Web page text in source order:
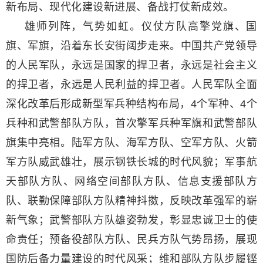
新布局、现代化建设新进展、备战打仗新成效。
雄师列阵，气势如虹。仪仗方队高擎党旗、国
旗、军旗，沿着东长安街阔步走来。中国共产党领导
的人民军队，永远是国家的捍卫者，永远是社会主义
的捍卫者，永远是人民利益的捍卫者。人民军队全面
深化改革后形成新型军兵种结构布局，4个军种、4个
兵种和武警部队方队，首次擎军兵种军旗和武警部队
旗集中亮相。陆军方队、海军方队、空军方队、火箭
军方队威武雄壮，展示钢铁长城的时代风貌；军事航
天部队方队、网络空间部队方队、信息支援部队方
队、联勤保障部队方队精神抖擞，反映改革强军的崭
新气象；武警部队方队雄姿勃发，彰显忠诚卫士的使
命责任；预备役部队方队、民兵方队气势昂扬，展现
国防后备力量建设的时代风采；维和部队方队步履铿